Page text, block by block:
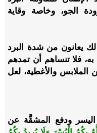
الجو، وخاصة وقاية
يعانون من شدة البرد
به، فلا تنساهم أن تمدهم
والأغطية، لعل
ودفع المشقَّة عن